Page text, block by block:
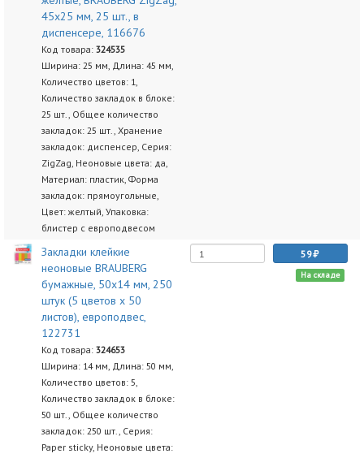
45х25 мм, 25 шт., в
диспенсере, 116676
Код товара: 324535
Ширина: 25 мм, Длина: 45 мм,
Количество цветов: 1,
Количество закладок в блоке:
25 шт., Общее количество
закладок: 25 шт., Хранение
закладок: диспенсер, Серия:
ZigZag, Неоновые цвета: да,
Материал: пластик, Форма
закладок: прямоугольные,
Цвет: желтый, Упаковка:
блистер с европодвесом
Закладки клейкие
неоновые BRAUBERG
бумажные, 50х14 мм, 250
штук (5 цветов х 50
листов), европодвес,
122731
Код товара: 324653
Ширина: 14 мм, Длина: 50 мм,
Количество цветов: 5,
Количество закладок в блоке:
50 шт., Общее количество
закладок: 250 шт., Серия:
Paper sticky, Неоновые цвета:
59
На складе